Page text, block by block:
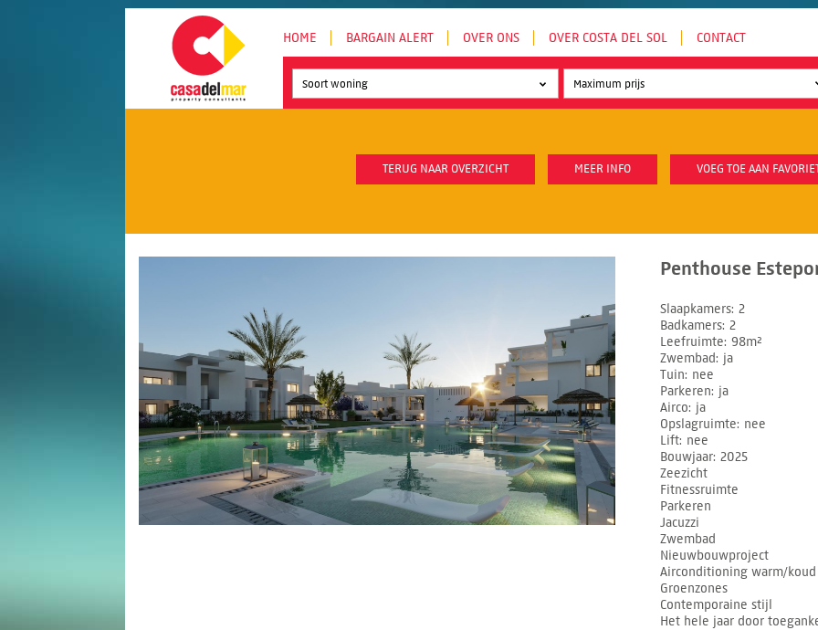
HOME BARGAIN ALERT OVER ONS OVER COSTA DEL SOL CONTACT
Soort woning
TERUG NAAR OVERZICHT MEER INFO VOEG TOE AAN
Penthouse
Slaapkamers 2
Badkamers 2
Leefruimte 98m²
Zwembad
ja
Tuin nee
Parkeren ja
Airco ja
Opslagruimte nee
Lift nee
Bouwjaar 2025
Zeezicht
Fitnessruimte
Parkeren
Jacuzzi
Zwembad
Nieuwbouwproject
Airconditioning warm/koud
Groenzones
Contemporaine stijl
Het hele jaar door